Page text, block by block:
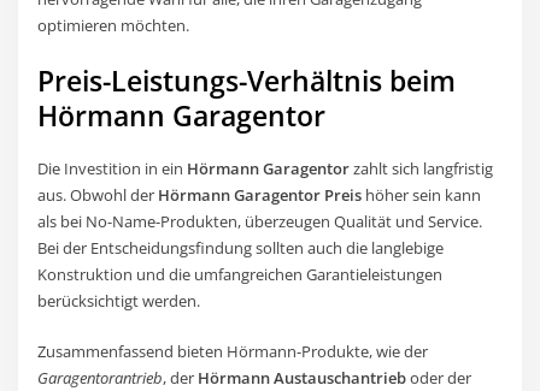
optimieren möchten.
Preis-Leistungs-Verhältnis beim
Hörmann Garagentor
Die Investition in ein Hörmann Garagentorzahlt sich langfristig
aus. Obwohl der Hörmann Garagentor Preis höher sein kann
als bei No-Name-Produkten, überzeugen Qualität und Service.
Bei der Entscheidungsfindung sollten auch die langlebige
Konstruktion und die umfangreichen Garantieleistungen
berücksichtigt werden.
Zusammenfassend bieten Hörmann-Produkte, wie der
Garagentorantrieb, der Hörmann Austauschantrieboder der